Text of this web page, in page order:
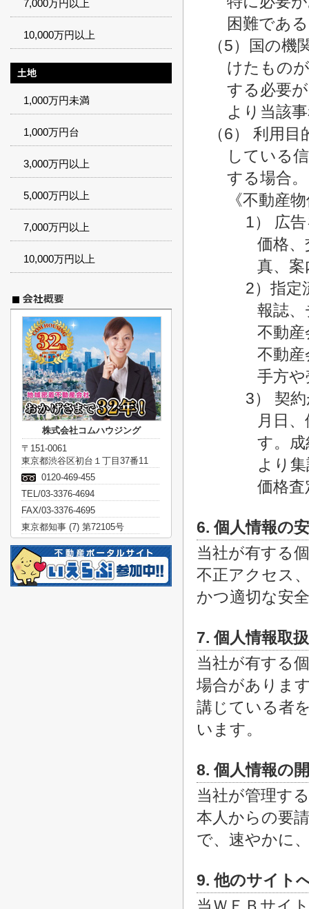
困難であ
（5）国の
けたもの
する必要
より当該
（6） 利用
している
する場合。
《不動産
1） 広
価格
真、
2）指定
報誌
不動
不動
手方
3） 契
月日
す。
より
価格
6. 個人情報の
当社が有する
不正アクセス
かつ適切な安
7. 個人情報取
当社が有する
場合がありま
講じている者
います。
8. 個人情報の
当社が管理す
本人からの要
で、速やかに
9. 他のサイト
7,000万円以上
10,000万円以上
1,000万円未満
1,000万円台
3,000万円以上
5,000万円以上
7,000万円以上
10,000万円以上
株式会社コムハウジング
〒151-0061
東京都渋谷区初台１丁目37番11
0120-469-455
TEL/03-3376-4694
FAX/03-3376-4695
東京都知事 (7) 第72105号